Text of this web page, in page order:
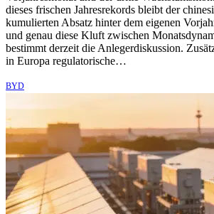
dieses frischen Jahresrekords bleibt der
kumulierten Absatz hinter dem eigenen
und genau diese Kluft zwischen
bestimmt derzeit die Anlegerdiskussion.
in Europa regulatorische…
BYD